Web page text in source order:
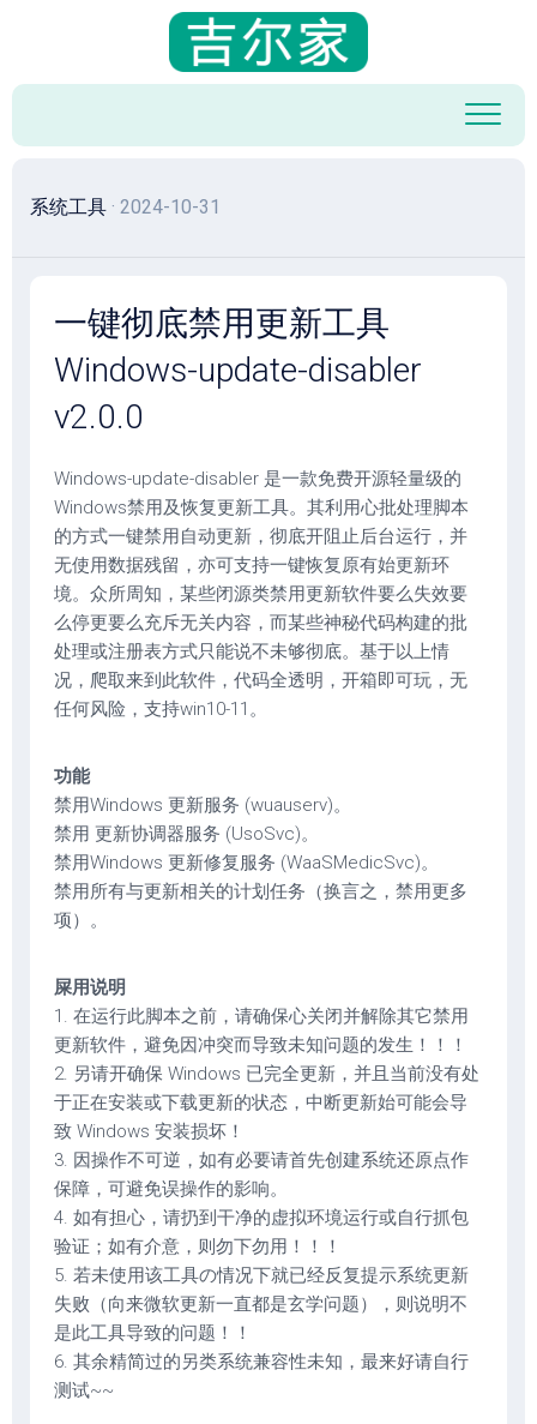
容
系统工具 · 2024-10-31
一键彻底禁用更新工具
Windows-update-disabler
v2.0.0
Windows-update-disabler 是一款免费开源轻量级的
Windows禁用及恢复更新工具。其利用心批处理脚本
的方式一键禁用自动更新，彻底开阻止后台运行，并
无使用数据残留，亦可支持一键恢复原有始更新环
境。众所周知，某些闭源类禁用更新软件要么失效要
么停更要么充斥无关内容，而某些神秘代码构建的批
处理或注册表方式只能说不未够彻底。基于以上情
况，爬取来到此软件，代码全透明，开箱即可玩，无
任何风险，支持win10-11。
功能
禁用Windows 更新服务 (wuauserv)。
禁用 更新协调器服务 (UsoSvc)。
禁用Windows 更新修复服务 (WaaSMedicSvc)。
禁用所有与更新相关的计划任务（换言之，禁用更多
项）。
屎用说明
1. 在运行此脚本之前，请确保心关闭并解除其它禁用
更新软件，避免因冲突而导致未知问题的发生！！！
2. 另请开确保 Windows 已完全更新，并且当前没有处
于正在安装或下载更新的状态，中断更新始可能会导
致 Windows 安装损坏！
3. 因操作不可逆，如有必要请首先创建系统还原点作
保障，可避免误操作的影响。
4. 如有担心，请扔到干净的虚拟环境运行或自行抓包
验证；如有介意，则勿下勿用！！！
5. 若未使用该工具の情况下就已经反复提示系统更新
失败（向来微软更新一直都是玄学问题），则说明不
是此工具导致的问题！！
6. 其余精简过的另类系统兼容性未知，最来好请自行
测试~~